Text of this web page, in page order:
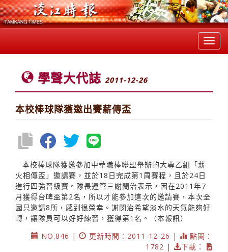
學聲大代誌 2011-12-26
本校棒球隊獲邀出賽薪傳盃
本校棒球隊獲邀參加中華職棒聯盟舉辦的大專乙組「薪
火相傳盃」邀請賽，並於18日完成第1周賽程，且於24日
進行四強晉級賽。隊長運管三謝閔治表示，因在2011年7
月獲得台啤盃第2名，所以才能參加這次的邀請賽，本次全
國只邀請8所，感到很榮幸。謝閔治希望淡水的天氣能夠好
轉，讓隊員可以好好練習，獲得第1名。（本報訊）
NO.846 |
更新時間：2011-12-26 |
點閱：
1782 |
下載：